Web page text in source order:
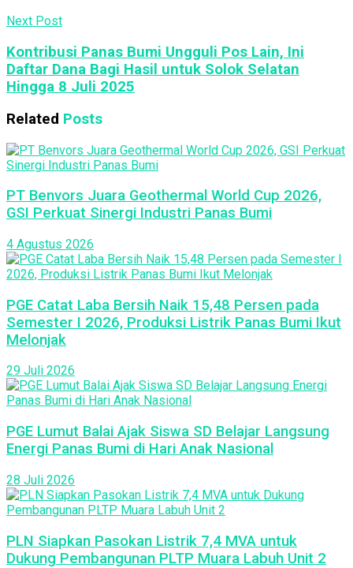
Next Post
Kontribusi Panas Bumi Ungguli Pos Lain, Ini
Daftar Dana Bagi Hasil untuk Solok Selatan
Hingga 8 Juli 2025
Related Posts
PT Benvors Juara Geothermal World Cup 2026,
GSI Perkuat Sinergi Industri Panas Bumi
4 Agustus 2026
PGE Catat Laba Bersih Naik 15,48 Persen pada
Semester I 2026, Produksi Listrik Panas Bumi Ikut
Melonjak
29 Juli 2026
PGE Lumut Balai Ajak Siswa SD Belajar Langsung
Energi Panas Bumi di Hari Anak Nasional
28 Juli 2026
PLN Siapkan Pasokan Listrik 7,4 MVA untuk
Dukung Pembangunan PLTP Muara Labuh Unit 2